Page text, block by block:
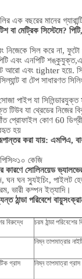
এক বছরের মানের
বা মেট্রিক সিস্টেমে?
নিজেকে সিল করে না,
এবং এনপিটি
আরো এবং tighter হয়ে.
বা টেপ সাধারণত
পাইপ যা
যা থ্রেডের নিজের
প্রোফাইল কোণ 60
হয়
করা যায়: এমপিএ,
কেজি
কারণে সোলিনয়েড
ঘন ঘন স্যুইচিং, পাইলট
ভারী কম্পন ইত্যাদি।
ঠান্ডা পরিবেশে
বিরুদ্ধে
চরম ঠান্ডা পরিবেশের
নিম্ন তাপমাত্রার
গ্রাস
নিম্ন তাপমাত্রা গ্রাস